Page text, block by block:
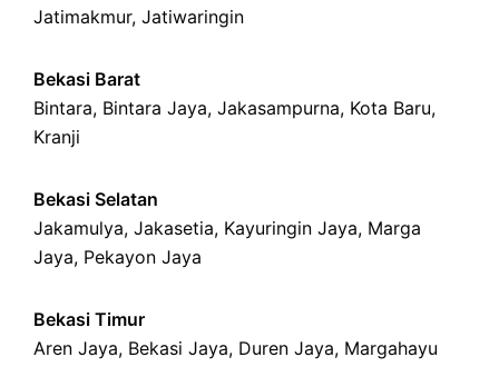
Jatimakmur, Jatiwaringin
Bekasi Barat
Bintara, Bintara Jaya, Jakasampurna, Kota Baru,
Kranji
Bekasi Selatan
Jakamulya, Jakasetia, Kayuringin Jaya, Marga
Jaya, Pekayon Jaya
Bekasi Timur
Aren Jaya, Bekasi Jaya, Duren Jaya, Margahayu